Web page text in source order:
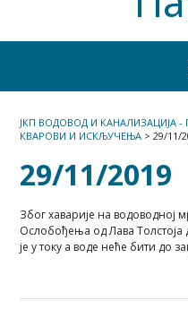
ЈКП ВОДОВОД И КАНАЛИЗАЦИЈА -
КВАРОВИ И ИСКЉУЧЕЊА > 29/11/
29/11/2019
Због хаварије на водоводној
Ослобођења од Лава Толстоја
је у току а воде неће бити до